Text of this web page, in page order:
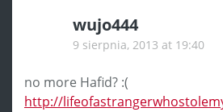
wujo444
9 sierpnia, 2013 at 19:40
no more Hafid? :(
http://